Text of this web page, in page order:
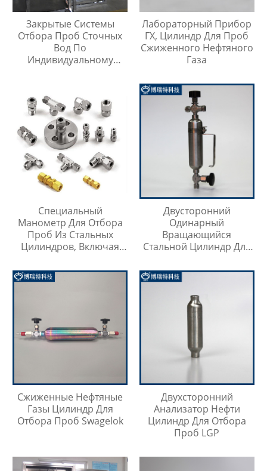
Закрытые Системы
Отбора Проб Сточных
Вод По
Индивидуальному
Лабораторный Прибор
ГХ, Цилиндр Для Проб
Сжиженного Нефтяного
Газа
Специальный
Манометр Для Отбора
Проб Из Стальных
Цилиндров, Включая
Нержавеющей Стали
Двусторонний
Одинарный
Вращающийся
Стальной Цилиндр Для
Сжиженные Нефтяные
Газы Цилиндр Для
Отбора Проб Swagelok
Двухсторонний
Анализатор Нефти
Цилиндр Для Отбора
Проб LGP